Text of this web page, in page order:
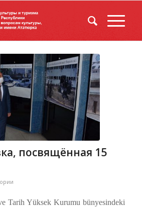
посвящённая 15
Tarih Yüksek Kurumu bünyesindeki